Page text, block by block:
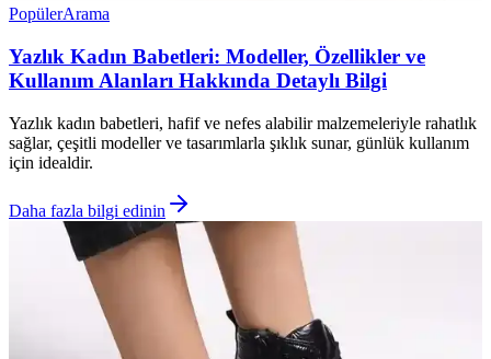
PopülerArama
Yazlık Kadın Babetleri: Modeller, Özellikler ve
Kullanım Alanları Hakkında Detaylı Bilgi
Yazlık kadın babetleri, hafif ve nefes alabilir malzemeleriyle rahatlık
sağlar, çeşitli modeller ve tasarımlarla şıklık sunar, günlük kullanım
için idealdir.
Daha fazla bilgi edinin